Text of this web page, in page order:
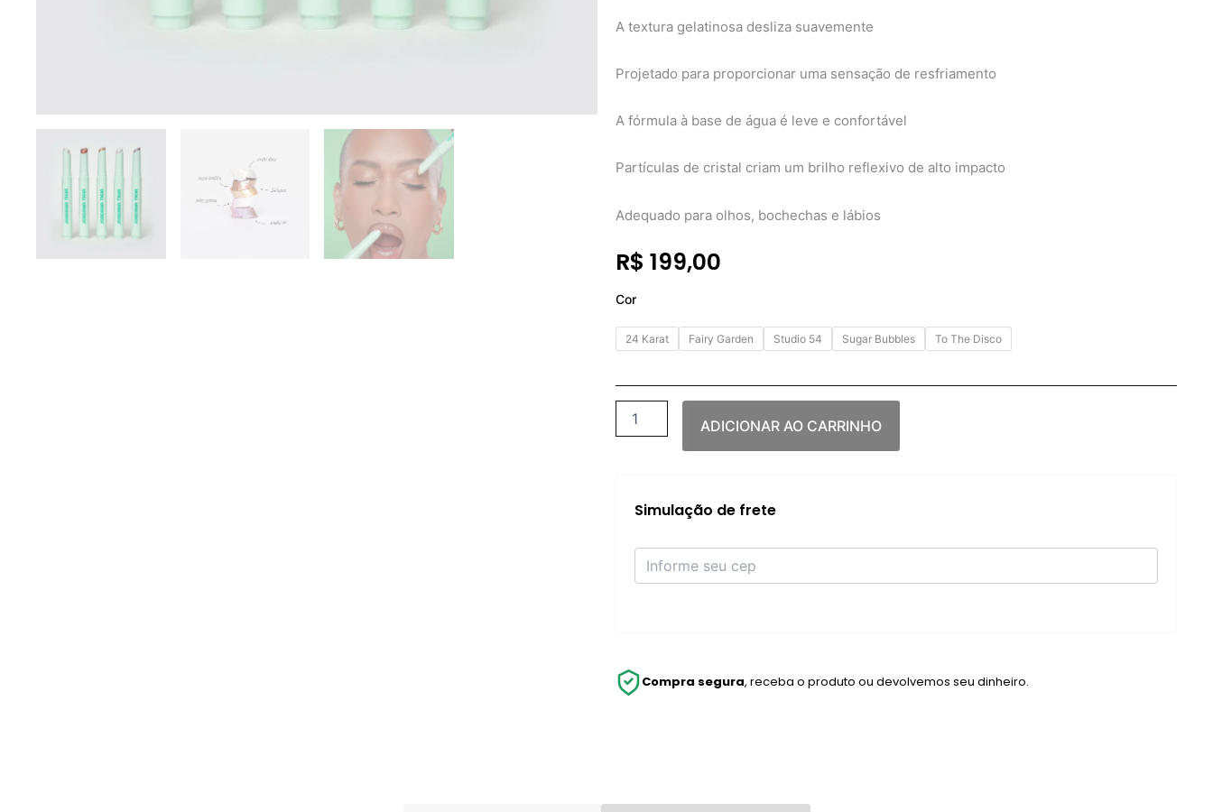
A textura gelatinosa desliza suavemente
Projetado para proporcionar uma sensação de resfriamento
A fórmula à base de água é leve e confortável
Partículas de cristal criam um brilho reflexivo de alto impacto
Adequado para olhos, bochechas e lábios
R$ 199,00
Cor
24 Karat Fairy Garden Studio 54 Sugar Bubbles To The Disco
Ticia
Twinkle
ADICIONAR AO CARRINHO
Simulação de frete
Compra segura, receba o produto ou devolvemos seu dinheiro.